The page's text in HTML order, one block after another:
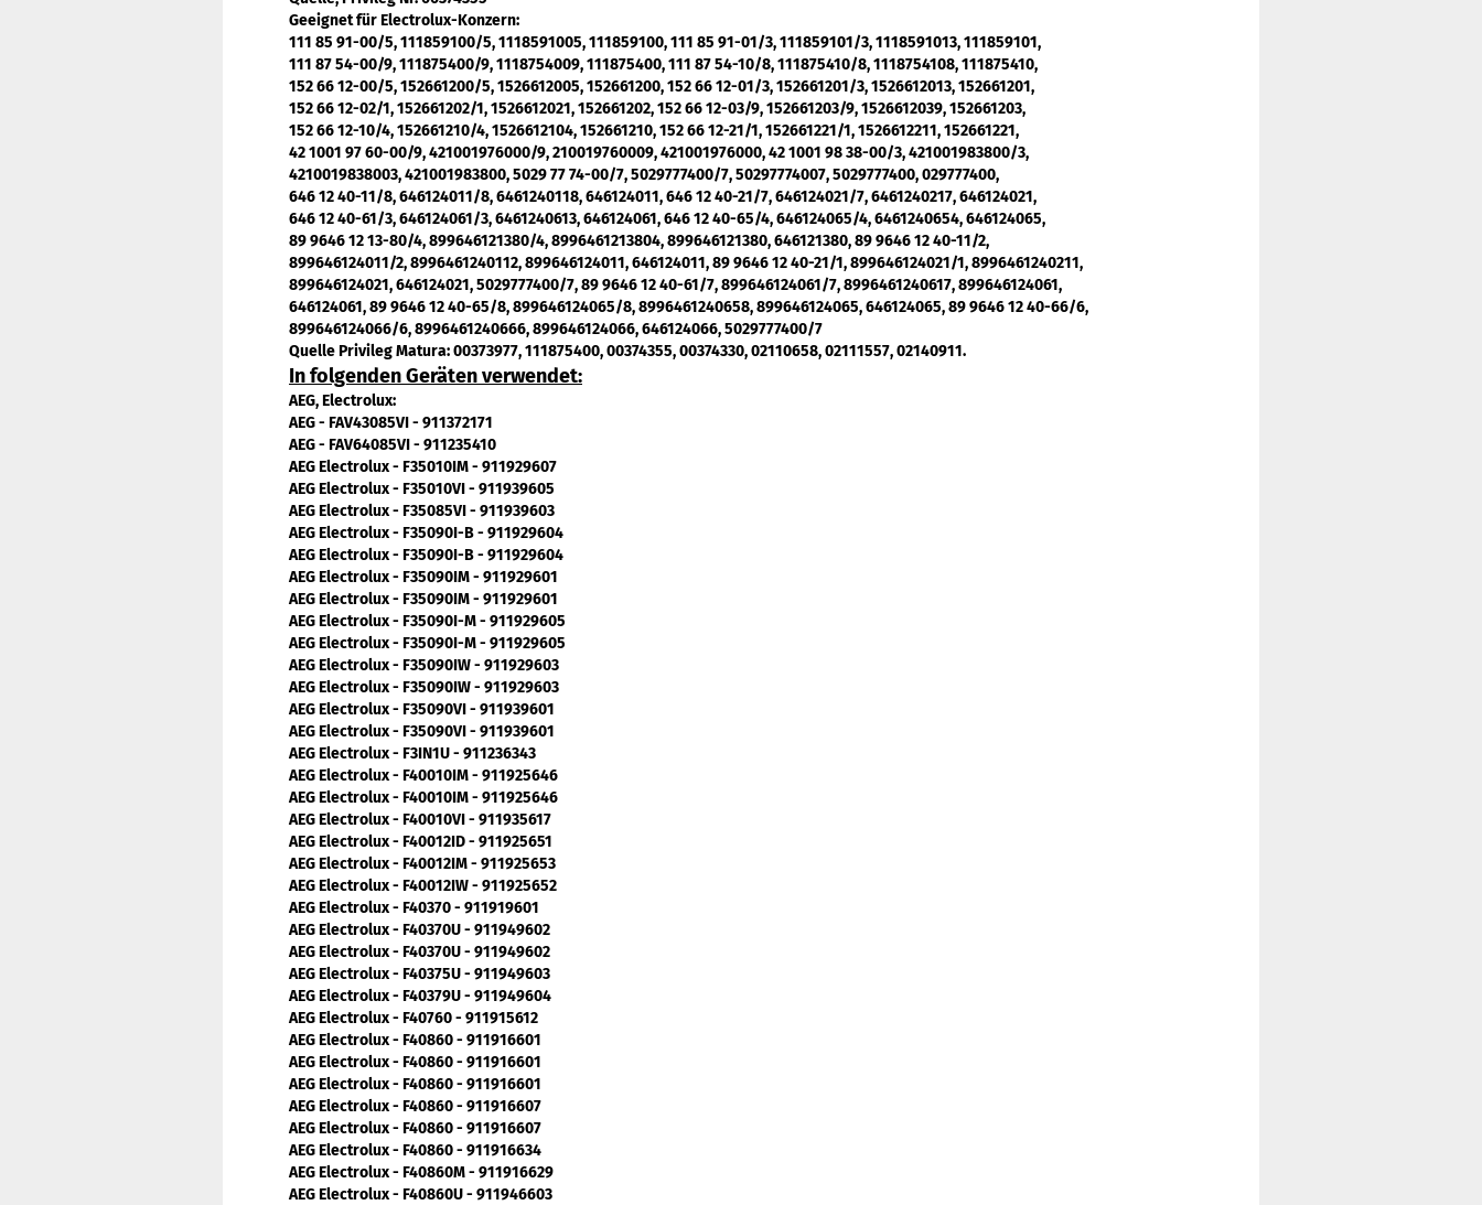
Geeignet für Electrolux-Konzern:
111 85 91-00/5, 111859100/5, 1118591005, 111859100, 111 85 91-01/3, 111859101/3, 1118591013, 111859101,
111 87 54-00/9, 111875400/9, 1118754009, 111875400, 111 87 54-10/8, 111875410/8, 1118754108, 111875410,
152 66 12-00/5, 152661200/5, 1526612005, 152661200, 152 66 12-01/3, 152661201/3, 1526612013, 152661201,
152 66 12-02/1, 152661202/1, 1526612021, 152661202, 152 66 12-03/9, 152661203/9, 1526612039, 152661203,
152 66 12-10/4, 152661210/4, 1526612104, 152661210, 152 66 12-21/1, 152661221/1, 1526612211, 152661221,
42 1001 97 60-00/9, 421001976000/9, 210019760009, 421001976000, 42 1001 98 38-00/3, 421001983800/3,
4210019838003, 421001983800, 5029 77 74-00/7, 5029777400/7, 50297774007, 5029777400, 029777400,
646 12 40-11/8, 646124011/8, 6461240118, 646124011, 646 12 40-21/7, 646124021/7, 6461240217, 646124021,
646 12 40-61/3, 646124061/3, 6461240613, 646124061, 646 12 40-65/4, 646124065/4, 6461240654, 646124065,
89 9646 12 13-80/4, 899646121380/4, 8996461213804, 899646121380, 646121380, 89 9646 12 40-11/2,
899646124011/2, 8996461240112, 899646124011, 646124011, 89 9646 12 40-21/1, 899646124021/1, 8996461240211,
899646124021, 646124021, 5029777400/7, 89 9646 12 40-61/7, 899646124061/7, 8996461240617, 899646124061,
646124061, 89 9646 12 40-65/8, 899646124065/8, 8996461240658, 899646124065, 646124065, 89 9646 12 40-66/6,
899646124066/6, 8996461240666, 899646124066, 646124066, 5029777400/7
Quelle Privileg Matura:00373977, 111875400, 00374355, 00374330, 02110658, 02111557, 02140911.
In folgenden Geräten verwendet:
AEG, Electrolux:
AEG - FAV43085VI - 911372171
AEG - FAV64085VI - 911235410
AEG Electrolux - F35010IM - 911929607
AEG Electrolux - F35010VI - 911939605
AEG Electrolux - F35085VI - 911939603
AEG Electrolux - F35090I-B - 911929604
AEG Electrolux - F35090I-B - 911929604
AEG Electrolux - F35090IM - 911929601
AEG Electrolux - F35090IM - 911929601
AEG Electrolux - F35090I-M - 911929605
AEG Electrolux - F35090I-M - 911929605
AEG Electrolux - F35090IW - 911929603
AEG Electrolux - F35090IW - 911929603
AEG Electrolux - F35090VI - 911939601
AEG Electrolux - F35090VI - 911939601
AEG Electrolux - F3IN1U - 911236343
AEG Electrolux - F40010IM - 911925646
AEG Electrolux - F40010IM - 911925646
AEG Electrolux - F40010VI - 911935617
AEG Electrolux - F40012ID - 911925651
AEG Electrolux - F40012IM - 911925653
AEG Electrolux - F40012IW - 911925652
AEG Electrolux - F40370 - 911919601
AEG Electrolux - F40370U - 911949602
AEG Electrolux - F40370U - 911949602
AEG Electrolux - F40375U - 911949603
AEG Electrolux - F40379U - 911949604
AEG Electrolux - F40760 - 911915612
AEG Electrolux - F40860 - 911916601
AEG Electrolux - F40860 - 911916601
AEG Electrolux - F40860 - 911916601
AEG Electrolux - F40860 - 911916607
AEG Electrolux - F40860 - 911916607
AEG Electrolux - F40860 - 911916634
AEG Electrolux - F40860M - 911916629
AEG Electrolux - F40860U - 911946603